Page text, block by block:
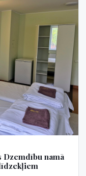
Dzemdību namā